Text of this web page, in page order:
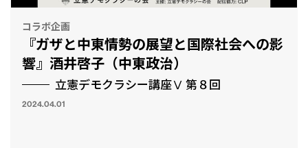
コラボ企画
『ガザと中東情勢の展望と国際社会への影
響』酒井啓子（中東政治）
立憲デモクラシー講座Ⅴ 第８回
2024.04.01